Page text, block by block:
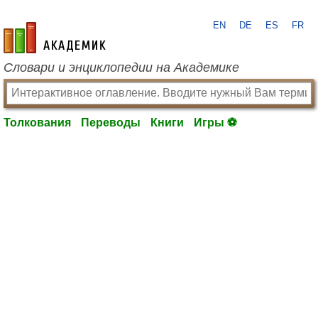
academic.ru
EN DE ES FR
Словари и энциклопедии на Академике
Толкования Переводы Книги Игры ⚽